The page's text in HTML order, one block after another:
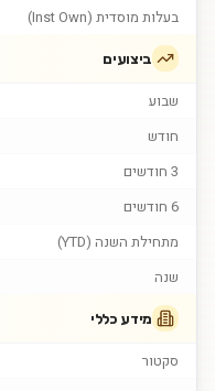
בעלות מוסדית (Inst Own)
ביצועים
שבוע
חודש
3 חודשים
6 חודשים
מתחילת השנה (YTD)
שנה
מידע כללי
סקטור